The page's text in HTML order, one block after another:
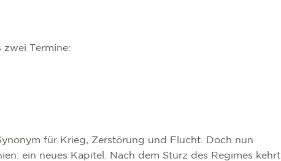
Termine:
für Krieg, Zerstörung und Flucht. Doch nun
ein neues Kapitel. Nach dem Sturz des Regimes kehrt